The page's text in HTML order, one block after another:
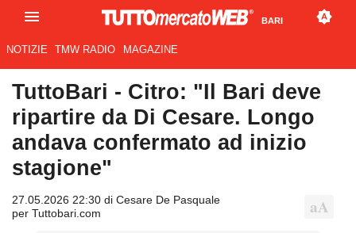
BARI
NOTIZIE TMW RADIO MAGAZINE
TuttoBari - Citro: "Il Bari deve
ripartire da Di Cesare. Longo
andava confermato ad inizio
stagione"
27.05.2026 22:30 di Cesare De Pasquale
per Tuttobari.com